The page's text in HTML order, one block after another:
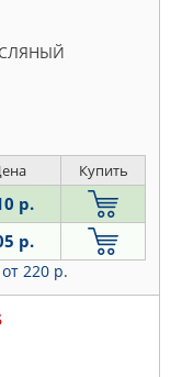
Купить
р.
р.
от 220 р.